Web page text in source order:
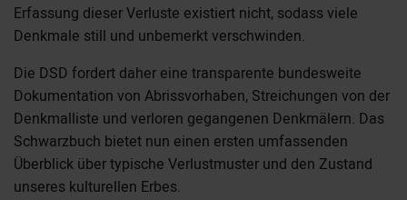
Erfassung dieser Verluste existiert nicht, sodass viele
Denkmale still und unbemerkt verschwinden.
Die DSD fordert daher eine transparente bundesweite
Dokumentation von Abrissvorhaben, Streichungen von der
Denkmalliste und verloren gegangenen Denkmälern. Das
Schwarzbuch bietet nun einen ersten umfassenden
Überblick über typische Verlustmuster und den Zustand
unseres kulturellen Erbes.